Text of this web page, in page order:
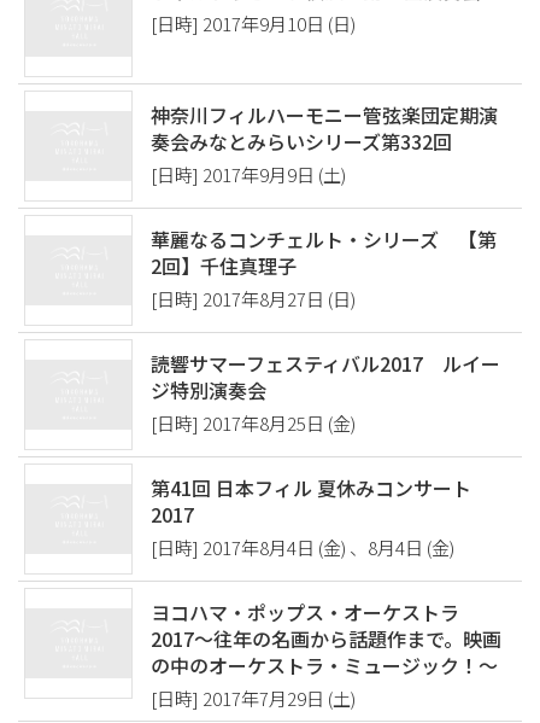
[日時] 2017年9月10日 (日)
神奈川フィルハーモニー管弦楽団定期演
奏会みなとみらいシリーズ第332回
[日時] 2017年9月9日 (土)
華麗なるコンチェルト・シリーズ 【第
2回】千住真理子
[日時] 2017年8月27日 (日)
読響サマーフェスティバル2017 ルイー
ジ特別演奏会
[日時] 2017年8月25日 (金)
第41回 日本フィル 夏休みコンサート
2017
[日時] 2017年8月4日 (金) 、8月4日 (金)
ヨコハマ・ポップス・オーケストラ
2017〜往年の名画から話題作まで。映画
の中のオーケストラ・ミュージック！〜
[日時] 2017年7月29日 (土)